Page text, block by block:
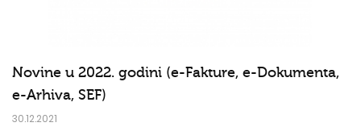
Novine u 2022. godini (e-Fakture, e-Dokumenta,
e-Arhiva, SEF)
30.12.2021